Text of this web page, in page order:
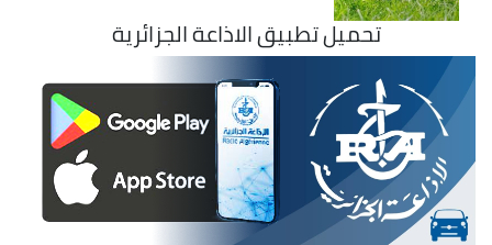
تحميل تطبيق الاذاعة الجزائرية